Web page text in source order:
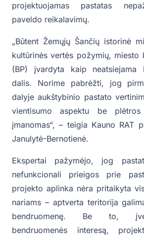
projektuojamas pastatas
paveldo reikalavimų.
„Būtent Žemųjų Šančių istorinė
kultūrinės vertės požymių, miesto
(BP) įvardyta kaip neatsiejama
dalis. Norime pabrėžti, jog
dalyje aukštybinio pastato
vientisumo aspektu be
įmanomas“, – teigia Kauno RAT
Janulytė-Bernotienė.
Ekspertai pažymėjo, jog
nefunkcionali prieigos prie
projekto aplinka nėra pritaikyta
nariams – aptverta teritorija
bendruomenę. Be to,
bendruomenės interesą,